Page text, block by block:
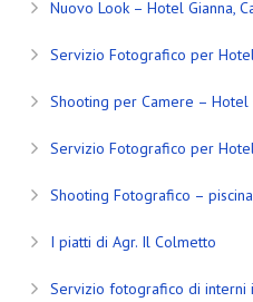
Nuovo Look – Hotel Gianna,
Servizio Fotografico per
Shooting per Camere – Hotel
Servizio Fotografico per
Shooting Fotografico –
I piatti di Agr. Il Colmetto
Servizio fotografico di interni